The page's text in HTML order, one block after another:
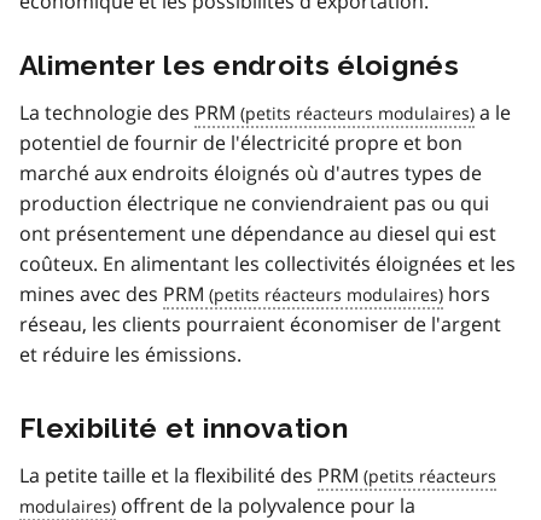
Alimenter les endroits éloignés
La technologie des PRM
a le
potentiel de fournir de l'électricité propre et bon
marché aux endroits éloignés où d'autres types de
production électrique ne conviendraient pas ou qui
ont présentement une dépendance au diesel qui est
coûteux. En alimentant les collectivités éloignées et les
mines avec des PRM
hors
réseau, les clients pourraient économiser de l'argent
et réduire les émissions.
Flexibilité et innovation
La petite taille et la flexibilité des PRM
offrent de la polyvalence pour la